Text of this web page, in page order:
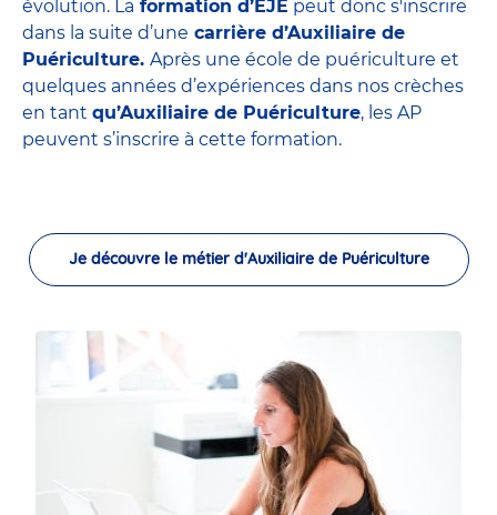
évolution. La formation d’EJE peut donc s'inscrire
dans la suite d’une carrière d’Auxiliaire de
Puériculture. Après une école de puériculture et
quelques années d’expériences dans nos crèches
en tant qu’Auxiliaire de Puériculture, les AP
peuvent s’inscrire à cette formation.
Je découvre le métier d'Auxiliaire de Puériculture